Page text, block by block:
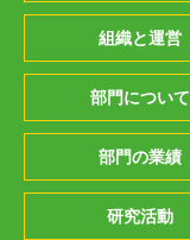
組織と運営
部門について
部門の業績
研究活動